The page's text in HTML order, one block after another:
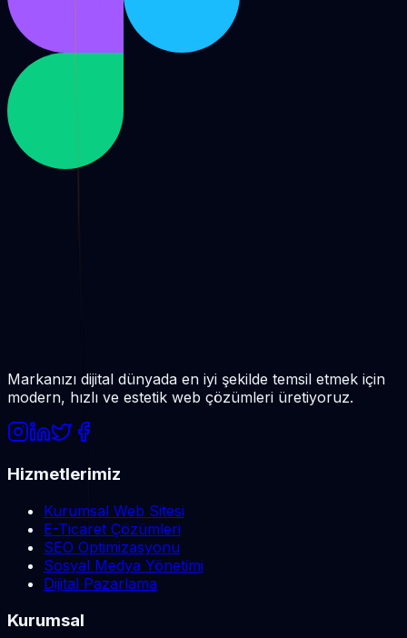
Markanızı dijital dünyada en iyi şekilde temsil etmek için
modern, hızlı ve estetik web çözümleri üretiyoruz.
Hizmetlerimiz
Kurumsal Web Sitesi
E-Ticaret Çözümleri
SEO Optimizasyonu
Sosyal Medya Yönetimi
Dijital Pazarlama
Kurumsal